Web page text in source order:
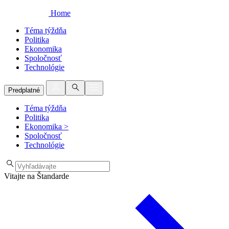
Home
Téma týždňa
Politika
Ekonomika
Spoločnosť
Technológie
Predplatné
Téma týždňa
Politika
Ekonomika >
Spoločnosť
Technológie
Vitajte na Štandarde